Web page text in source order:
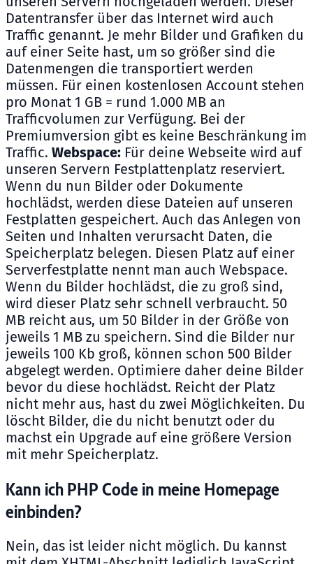
Datentransfer über das Internet wird auch
Traffic genannt. Je mehr Bilder und Grafiken du
auf einer Seite hast, um so größer sind die
Datenmengen die transportiert werden
müssen. Für einen kostenlosen Account stehen
pro Monat 1 GB = rund 1.000 MB an
Trafficvolumen zur Verfügung. Bei der
Premiumversion gibt es keine Beschränkung im
Traffic. Webspace: Für deine Webseite wird auf
unseren Servern Festplattenplatz reserviert.
Wenn du nun Bilder oder Dokumente
hochlädst, werden diese Dateien auf unseren
Festplatten gespeichert. Auch das Anlegen von
Seiten und Inhalten verursacht Daten, die
Speicherplatz belegen. Diesen Platz auf einer
Serverfestplatte nennt man auch Webspace.
Wenn du Bilder hochlädst, die zu groß sind,
wird dieser Platz sehr schnell verbraucht. 50
MB reicht aus, um 50 Bilder in der Größe von
jeweils 1 MB zu speichern. Sind die Bilder nur
jeweils 100 Kb groß, können schon 500 Bilder
abgelegt werden. Optimiere daher deine Bilder
bevor du diese hochlädst. Reicht der Platz
nicht mehr aus, hast du zwei Möglichkeiten. Du
löscht Bilder, die du nicht benutzt oder du
machst ein Upgrade auf eine größere Version
mit mehr Speicherplatz.
Kann ich PHP Code in meine Homepage
einbinden?
Nein, das ist leider nicht möglich. Du kannst